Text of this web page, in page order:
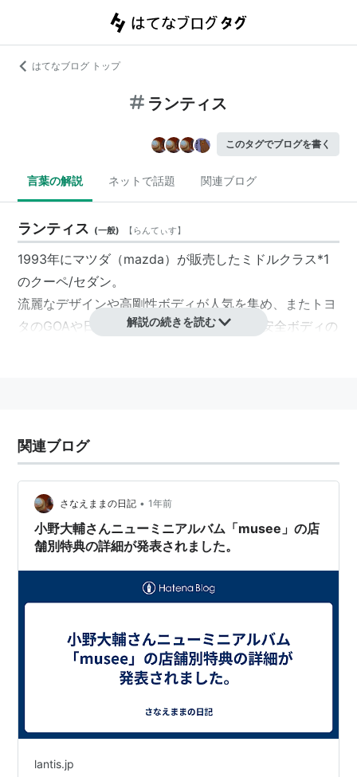
はてなブログ トップ
ランティス
このタグでブログを書く
言葉の解説 ネットで話題 関連ブログ
ランティス (一般) 【 らんてぃす】
1993年にマツダ （mazda）が販売したミドルクラス*1
のクーペ/セダン。
流麗なデザインや高剛性ボディが人気を集め、またトヨ
タのGOAや日産の ゾーンボディなどの衝突安全ボディの
るが、その先進性は今もなお語り草。そして根強い人気
を誇る。
サイズはカペラとファミリアの中間
ランティス (アニメ) 【らんてぃす】
解説の続きを読む
関連ブログ
さなえままの日記 • 1年前
小野大輔さんニューミニアルバム「musee」の店
舗別特典の詳細が発表されました。
lantis.jp